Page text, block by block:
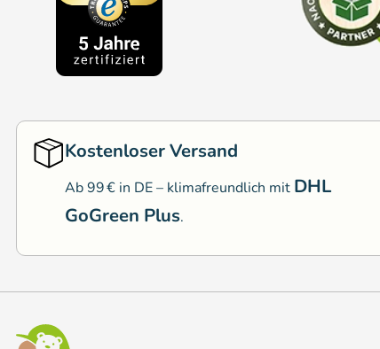
Kostenloser Versand
Ab 99 € in DE – klimafreundlich mit DHL
GoGreen Plus.